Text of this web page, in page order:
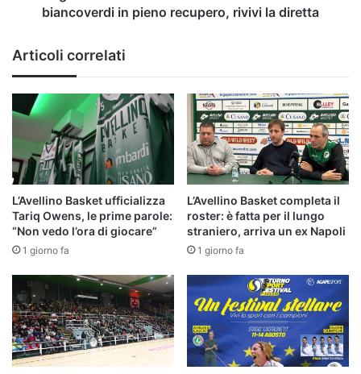
la
diretta
biancoverdi in pieno recupero, rivivi la diretta
Articoli correlati
L’Avellino Basket ufficializza
Tariq Owens, le prime parole:
“Non vedo l’ora di giocare”
1 giorno fa
L’Avellino Basket completa il
roster: è fatta per il lungo
straniero, arriva un ex Napoli
1 giorno fa